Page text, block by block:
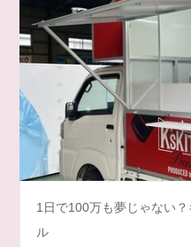
1日で100万も夢じゃない
ル